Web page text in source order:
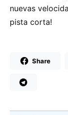
nuevas
pista corta!
Share